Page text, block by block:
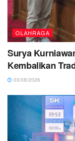
OLAHRAGA
Surya
Kembalikan
03/08/2026